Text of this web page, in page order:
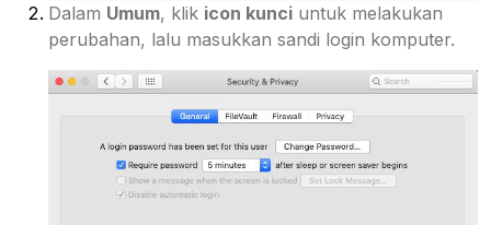
Dalam Umum, klik icon kunci untuk melakukan
perubahan, lalu masukkan sandi login komputer.